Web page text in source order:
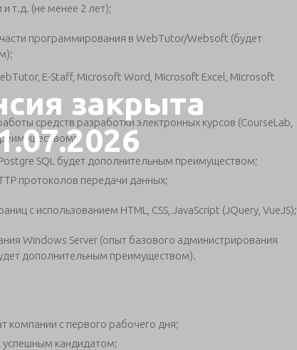
закрыта
т.д. (не менее 2 лет);
программирования в WebTutor/Websoft (будет
E-Staff, Microsoft Word, Microsoft Excel, Microsoft
средств разработки электронных курсов (CourseLab,
SQL будет дополнительным преимуществом;
протоколов передачи данных;
c использованием HTML, CSS, JavaScript (JQuery, VueJS);
Windows Server (опыт базового администрирования
дополнительным преимуществом).
с первого рабочего дня;
кандидатом;